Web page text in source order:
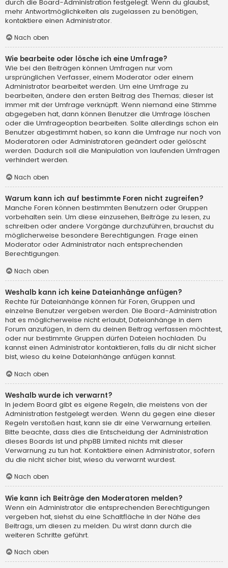
durch die Board-Administration festgelegt. Wenn du glaubst,
mehr Antwortmöglichkeiten als zugelassen zu benötigen,
kontaktiere einen Administrator.
Nach oben
Wie bearbeite oder lösche ich eine Umfrage?
Wie bei den Beiträgen können Umfragen nur vom
ursprünglichen Verfasser, einem Moderator oder einem
Administrator bearbeitet werden. Um eine Umfrage zu
bearbeiten, ändere den ersten Beitrag des Themas; dieser ist
immer mit der Umfrage verknüpft. Wenn niemand eine Stimme
abgegeben hat, dann können Benutzer die Umfrage löschen
oder die Umfrageoption bearbeiten. Sollte allerdings schon ein
Benutzer abgestimmt haben, so kann die Umfrage nur noch von
Moderatoren oder Administratoren geändert oder gelöscht
werden. Dadurch soll die Manipulation von laufenden Umfragen
verhindert werden.
Nach oben
Warum kann ich auf bestimmte Foren nicht zugreifen?
Manche Foren können bestimmten Benutzern oder Gruppen
vorbehalten sein. Um diese einzusehen, Beiträge zu lesen, zu
schreiben oder andere Vorgänge durchzuführen, brauchst du
möglicherweise besondere Berechtigungen. Frage einen
Moderator oder Administrator nach entsprechenden
Berechtigungen.
Nach oben
Weshalb kann ich keine Dateianhänge anfügen?
Rechte für Dateianhänge können für Foren, Gruppen und
einzelne Benutzer vergeben werden. Die Board-Administration
hat es möglicherweise nicht erlaubt, Dateianhänge in dem
Forum anzufügen, in dem du deinen Beitrag verfassen möchtest,
oder nur bestimmte Gruppen dürfen Dateien hochladen. Du
kannst einen Administrator kontaktieren, falls du dir nicht sicher
bist, wieso du keine Dateianhänge anfügen kannst.
Nach oben
Weshalb wurde ich verwarnt?
In jedem Board gibt es eigene Regeln, die meistens von der
Administration festgelegt werden. Wenn du gegen eine dieser
Regeln verstoßen hast, kann sie dir eine Verwarnung erteilen.
Bitte beachte, dass dies die Entscheidung der Administration
dieses Boards ist und phpBB Limited nichts mit dieser
Verwarnung zu tun hat. Kontaktiere einen Administrator, sofern
du die nicht sicher bist, wieso du verwarnt wurdest.
Nach oben
Wie kann ich Beiträge den Moderatoren melden?
Wenn ein Administrator die entsprechenden Berechtigungen
vergeben hat, siehst du eine Schaltfläche in der Nähe des
Beitrags, um diesen zu melden. Du wirst dann durch die
weiteren Schritte geführt.
Nach oben